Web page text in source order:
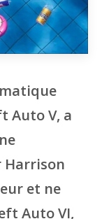
Auto V, a
Harrison
et ne
Auto VI,